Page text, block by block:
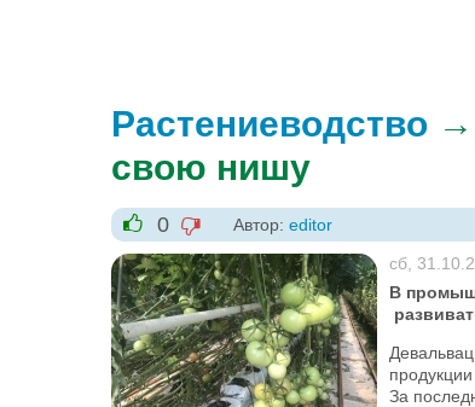
Растениеводство →
свою нишу
+1
0
-1
Автор: editor
сб,
В
За